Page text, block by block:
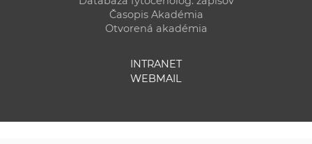
Časopis Akadémia
Otvorená akadémia
INTRANET
WEBMAIL